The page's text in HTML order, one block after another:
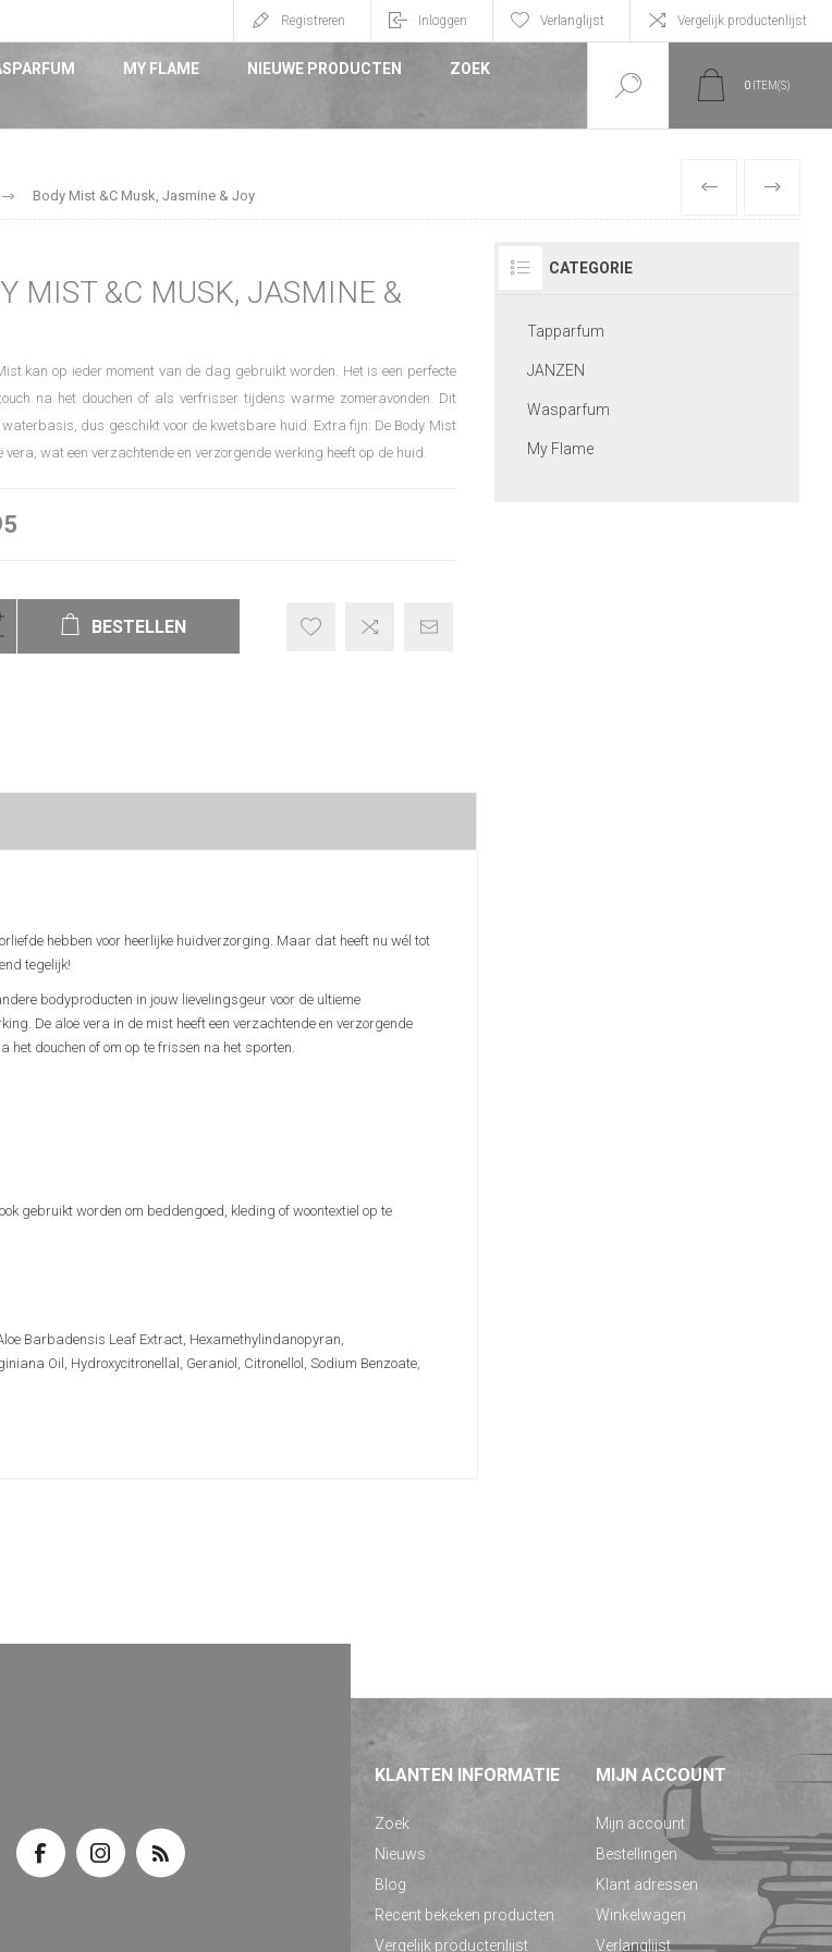
Registreren Inloggen Verlanglijst Vergelijk productenlijst
MY FLAME NIEUWE PRODUCTEN
ZOEK
0 ITEM(S)
Body Mist &C Musk, Jasmine & Joy VORIGE
MIST &C MUSK, JASMINE &
kan op ieder moment van de dag gebruikt worden. Het is een perfecte
na het douchen of als verfrisser tijdens warme zomeravonden. Dit
waterbasis, dus geschikt voor de kwetsbare huid. Extra fijn: De Body Mist
vera, wat een verzachtende en verzorgende werking heeft op de huid.
BESTELLEN
hebben voor heerlijke huidverzorging. Maar dat heeft nu wél tot
tegelijk!
bodyproducten in jouw lievelingsgeur voor de ultieme
De aloë vera in de mist heeft een verzachtende en verzorgende
douchen of om op te frissen na het sporten.
gebruikt worden om beddengoed, kleding of woontextiel op te
Barbadensis Leaf Extract, Hexamethylindanopyran,
Oil, Hydroxycitronellal, Geraniol, Citronellol, Sodium Benzoate,
CATEGORIE
Tapparfum
JANZEN
Wasparfum
My Flame
KLANTEN INFORMATIE
Zoek
Nieuws
Blog
Recent bekeken producten
Vergelijk productenlijst
MIJN ACCOUNT
Mijn account
Bestellingen
Klant adressen
Winkelwagen
Verlanglijst